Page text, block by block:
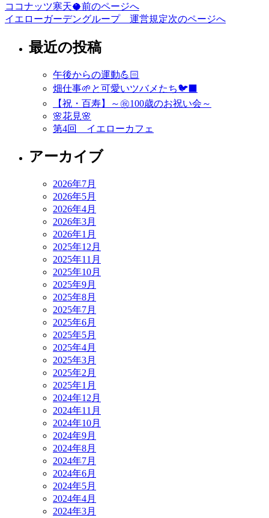
投
稿
ココナッツ寒天🥥前のページへ
イエローガーデングループ 運営規定次のページへ
最近の投稿
午後からの運動💪🏻
畑仕事🌱と可愛いツバメたち🐦‍⬛
【祝・百寿】～㊗️100歳のお祝い会～
🌸花見🌸
第4回 イエローカフェ
アーカイブ
2026年7月
2026年5月
2026年4月
2026年3月
2026年1月
2025年12月
2025年11月
2025年10月
2025年9月
2025年8月
2025年7月
2025年6月
2025年5月
2025年4月
2025年3月
2025年2月
2025年1月
2024年12月
2024年11月
2024年10月
2024年9月
2024年8月
2024年7月
2024年6月
2024年5月
2024年4月
2024年3月